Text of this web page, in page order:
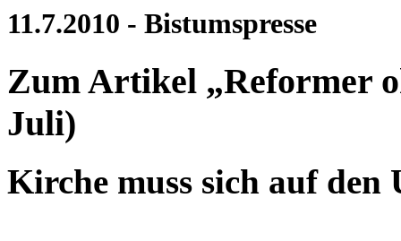
11.7.2010 - Bistumspresse
Zum Artikel „Reformer
Juli)
Kirche muss sich auf den